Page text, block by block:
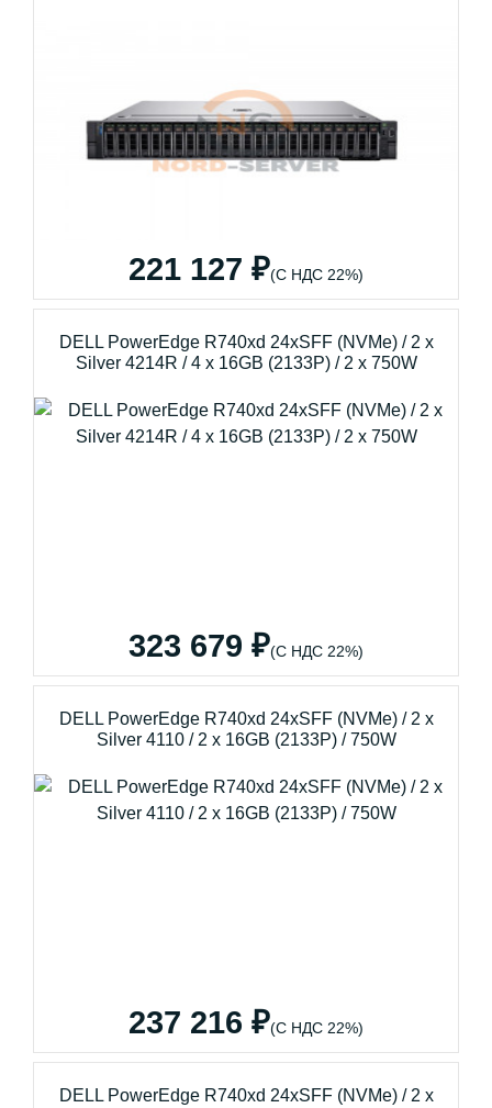
221 127 ₽(С НДС 22%)
DELL PowerEdge R740xd 24xSFF (NVMe) / 2 x
Silver 4214R / 4 x 16GB (2133P) / 2 x 750W
323 679 ₽(С НДС 22%)
DELL PowerEdge R740xd 24xSFF (NVMe) / 2 x
Silver 4110 / 2 x 16GB (2133P) / 750W
237 216 ₽(С НДС 22%)
DELL PowerEdge R740xd 24xSFF (NVMe) / 2 x